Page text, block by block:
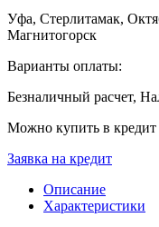
Уфа, Стерлитамак,
Магнитогорск
Варианты оплаты:
Безналичный расчет,
Можно купить в кредит
Заявка на кредит
Описание
Характеристики